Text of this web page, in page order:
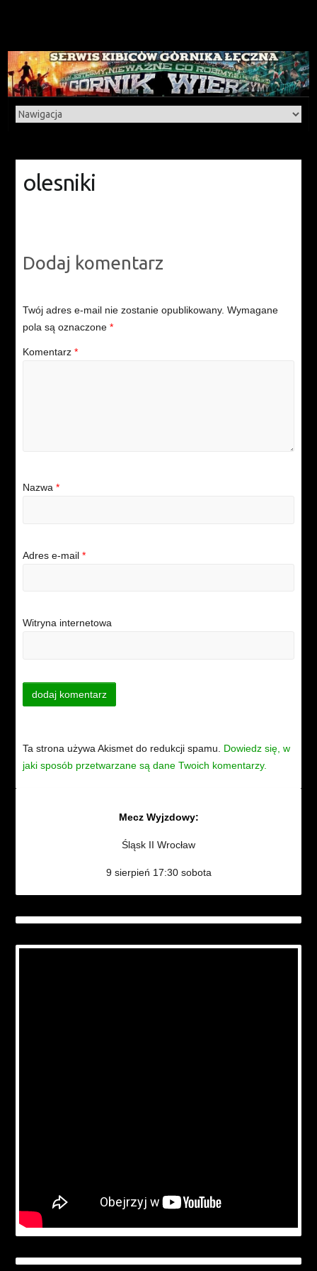
olesniki
Dodaj komentarz
Twój adres e-mail nie zostanie opublikowany. Wymagane
pola są oznaczone *
Komentarz *
Nazwa *
Adres e-mail *
Witryna internetowa
Ta strona używa Akismet do redukcji spamu. Dowiedz się, w
jaki sposób przetwarzane są dane Twoich komentarzy.
Mecz Wyjzdowy:
Śląsk II Wrocław
9 sierpień 17:30 sobota